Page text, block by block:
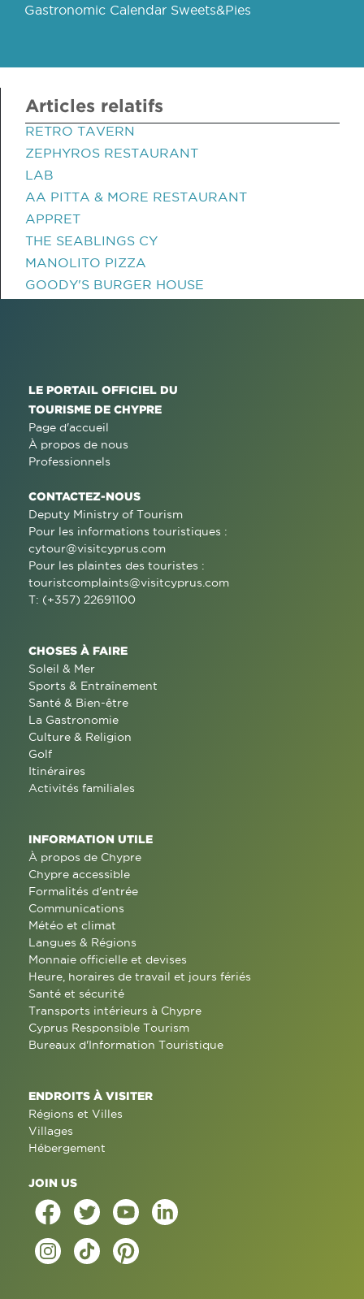
Gastronomic Calendar Sweets&Pies
Articles relatifs
RETRO TAVERN
ZEPHYROS RESTAURANT
LAB
AA PITTA & MORE RESTAURANT
APPRET
THE SEABLINGS CY
MANOLITO PIZZA
GOODY'S BURGER HOUSE
LE PORTAIL OFFICIEL DU
TOURISME DE CHYPRE
Page d'accueil
À propos de nous
Professionnels
CONTACTEZ-NOUS
Deputy Ministry of Tourism
Pour les informations touristiques :
cytour@visitcyprus.com
Pour les plaintes des touristes :
touristcomplaints@visitcyprus.com
T: (+357) 22691100
CHOSES À FAIRE
Soleil & Mer
Sports & Entraînement
Santé & Bien-être
La Gastronomie
Culture & Religion
Golf
Itinéraires
Activités familiales
INFORMATION UTILE
À propos de Chypre
Chypre accessible
Formalités d'entrée
Communications
Météo et climat
Langues & Régions
Monnaie officielle et devises
Heure, horaires de travail et jours fériés
Santé et sécurité
Transports intérieurs à Chypre
Cyprus Responsible Tourism
Bureaux d'Information Touristique
ENDROITS À VISITER
Régions et Villes
Villages
Hébergement
JOIN US